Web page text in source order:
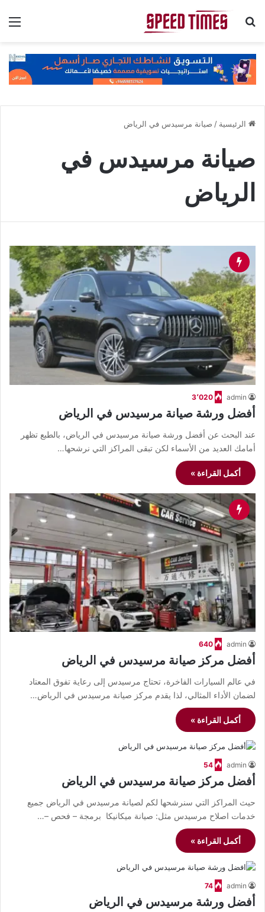
بحث عن
الرئيسية / صيانة مرسيدس في الرياض
صيانة مرسيدس في
الرياض
admin 3٬020
أفضل ورشة صيانة مرسيدس في الرياض
عند البحث عن أفضل ورشة صيانة مرسيدس في الرياض، بالطبع تظهر
أمامك العديد من الأسماء لكن تبقى المراكز التي نرشحها…
أكمل القراءة »
admin
640
أفضل مركز صيانة مرسيدس في الرياض
في عالم السيارات الفاخرة، تحتاج مرسيدس إلى رعاية تفوق المعتاد
لضمان الأداء المثالي، لذا يقدم مركز صيانة مرسيدس في الرياض…
أكمل القراءة »
admin
54
أفضل مركز صيانة مرسيدس في الرياض
حيث المراكز التي سنرشحها لكم لصيانة مرسيدس في الرياض جميع
خدمات اصلاح مرسيدس مثل: صيانة ميكانيكا برمجة – فحص –…
أكمل القراءة »
admin
74
أفضل ورشة مرسيدس في الرياض